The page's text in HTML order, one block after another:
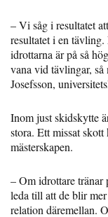
– Vi såg i resultatet
resultatet i en
idrottarna är på så
vana vid tävlingar,
Josefsson,
Inom just skidskytte
stora. Ett missat
mästerskapen.
– Om idrottare tränar
leda till att de blir
relation däremellan.